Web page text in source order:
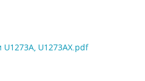
U1273AX.pdf